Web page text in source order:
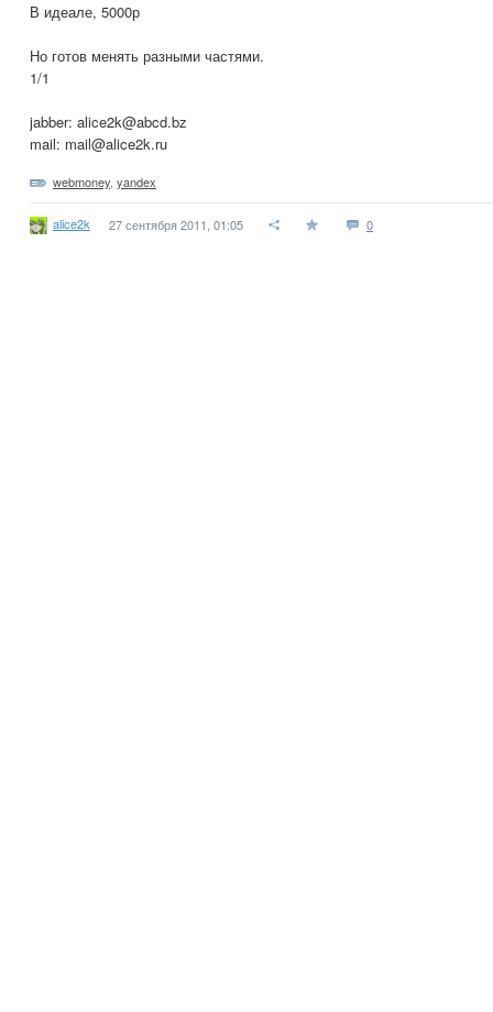
В идеале, 5000р
Но готов менять разными частями.
1/1
jabber: alice2k@abcd.bz
mail: mail@alice2k.ru
webmoney yandex
alice2k 27 сентября 2011, 01:05 0